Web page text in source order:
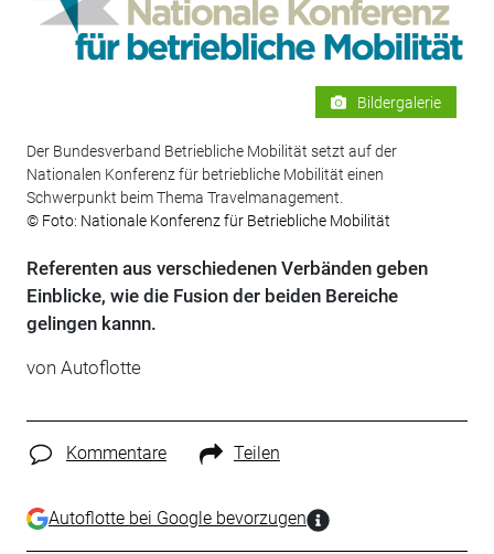
Bildergalerie
Der Bundesverband Betriebliche Mobilität setzt auf der
Nationalen Konferenz für betriebliche Mobilität einen
Schwerpunkt beim Thema Travelmanagement.
© Foto: Nationale Konferenz für Betriebliche Mobilität
Referenten aus verschiedenen Verbänden geben
Einblicke, wie die Fusion der beiden Bereiche
gelingen kannn.
von Autoflotte
Kommentare Teilen
Autoflotte bei Google bevorzugen